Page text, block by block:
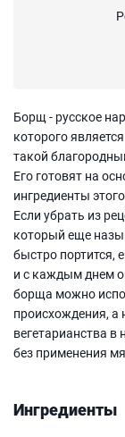
Борщ - русское
которого
такой
Его готовят на
ингредиенты
Если убрать из
который еще
быстро портится,
и с каждым днем
борща можно
происхождения, а
вегетарианства
без применения
Ингредиенты